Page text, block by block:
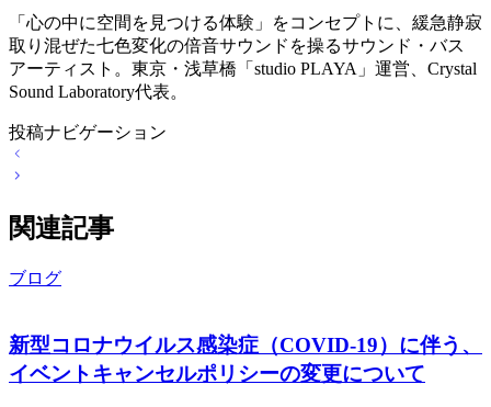
「心の中に空間を見つける体験」をコンセプトに、緩急静寂
取り混ぜた七色変化の倍音サウンドを操るサウンド・バス
アーティスト。東京・浅草橋「studio PLAYA」運営、Crystal
Sound Laboratory代表。
投稿ナビゲーション
関連記事
ブログ
新型コロナウイルス感染症（COVID-19）に伴う、
イベントキャンセルポリシーの変更について